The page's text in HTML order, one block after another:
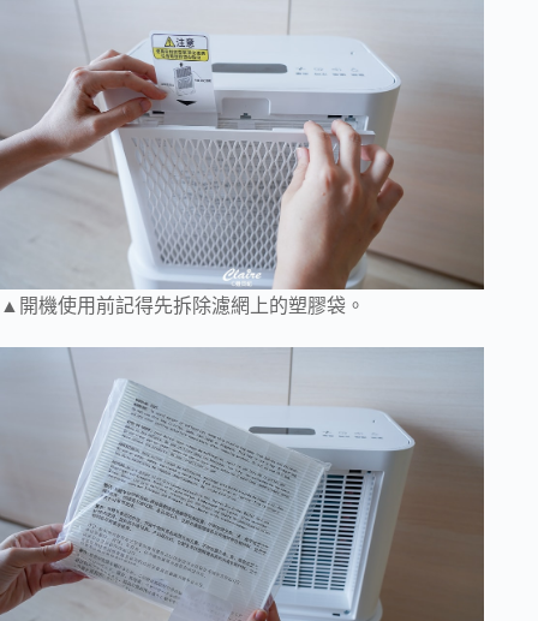
▲開機使用前記得先拆除濾網上的塑膠袋。